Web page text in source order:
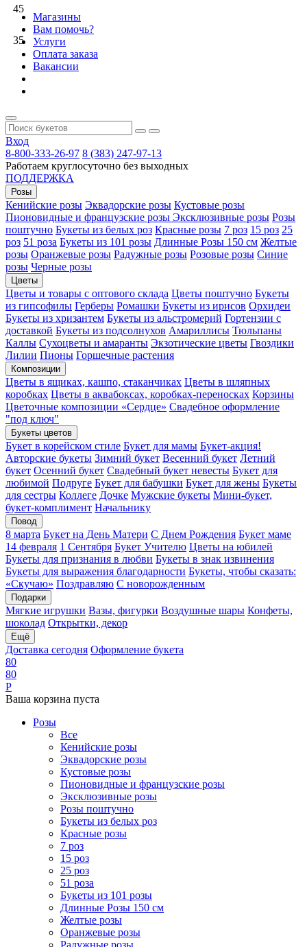
Магазины
Вам помочь?
Услуги
Оплата заказа
Вакансии
Вход
8-800-333-26-97 8 (383) 247-97-13
Работаем круглосуточно без выходных
ПОДДЕРЖКА
Розы
Кенийские розы Эквадорские розы Кустовые розы
Пионовидные и французские розы Эксклюзивные розы Розы
поштучно Букеты из белых роз Красные розы 7 роз 15 роз 25
роз 51 роза Букеты из 101 розы Длинные Розы 150 см Желтые
розы Оранжевые розы Радужные розы Розовые розы Синие
розы Черные розы
Цветы
Цветы и товары с оптового склада Цветы поштучно Букеты
из гипсофилы Герберы Ромашки Букеты из ирисов Орхидеи
Букеты из хризантем Букеты из альстромерий Гортензии с
доставкой Букеты из подсолнухов Амариллисы Тюльпаны
Каллы Сухоцветы и амаранты Экзотические цветы Гвоздики
Лилии Пионы Горшечные растения
Композиции
Цветы в ящиках, кашпо, стаканчиках Цветы в шляпных
коробках Цветы в аквабоксах, коробках-переносках Корзины
Цветочные композиции «Сердце» Свадебное оформление
"под ключ"
Букеты цветов
Букет в корейском стиле Букет для мамы Букет-акция!
Авторские букеты Зимний букет Весенний букет Летний
букет Осенний букет Свадебный букет невесты Букет для
любимой Подруге Букет для бабушки Букет для жены Букеты
для сестры Коллеге Дочке Мужские букеты Мини-букет,
букет-комплимент Начальнику
Повод
8 марта Букет на День Матери С Днем Рождения Букет маме
14 февраля 1 Сентября Букет Учителю Цветы на юбилей
Букеты для признания в любви Букеты в знак извинения
Букеты для выражения благодарности Букеты, чтобы сказать:
«Скучаю» Поздравляю С новорожденным
Подарки
Мягкие игрушки Вазы, фигурки Воздушные шары Конфеты,
шоколад Открытки, декор
Ещё
Доставка сегодня Оформление букета
80
80
Р
Ваша корзина пуста
Розы
Все
Кенийские розы
Эквадорские розы
Кустовые розы
Пионовидные и французские розы
Эксклюзивные розы
Розы поштучно
Букеты из белых роз
Красные розы
7 роз
15 роз
25 роз
51 роза
Букеты из 101 розы
Длинные Розы 150 см
Желтые розы
Оранжевые розы
Радужные розы
45
35